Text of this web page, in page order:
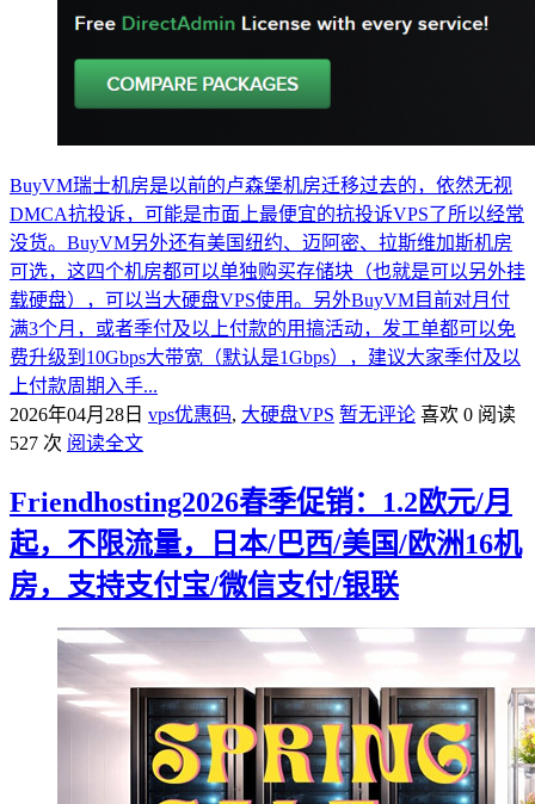
BuyVM瑞士机房是以前的卢森堡机房迁移过去的，依然无视
DMCA抗投诉，可能是市面上最便宜的抗投诉VPS了所以经常
没货。BuyVM另外还有美国纽约、迈阿密、拉斯维加斯机房
可选，这四个机房都可以单独购买存储块（也就是可以另外挂
载硬盘），可以当大硬盘VPS使用。另外BuyVM目前对月付
满3个月，或者季付及以上付款的用搞活动，发工单都可以免
费升级到10Gbps大带宽（默认是1Gbps），建议大家季付及以
上付款周期入手...
2026年04月28日 vps优惠码, 大硬盘VPS 暂无评论 喜欢 0 阅读
527 次 阅读全文
Friendhosting2026春季促销：1.2欧元/月
起，不限流量，日本/巴西/美国/欧洲16机
房，支持支付宝/微信支付/银联